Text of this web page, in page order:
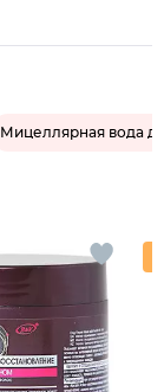
Мицеллярная вода